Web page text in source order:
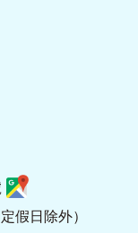
假日除外）